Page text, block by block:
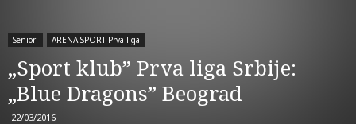
Seniori ARENA SPORT Prva liga
„Sport klub” Prva liga Srbije:
„Blue Dragons” Beograd
22/03/2016